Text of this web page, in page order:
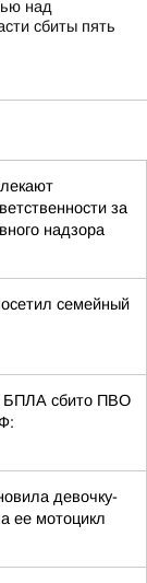
над
сбиты пять
за
надзора
семейный
БПЛА сбито ПВО
девочку-
ее мотоцикл